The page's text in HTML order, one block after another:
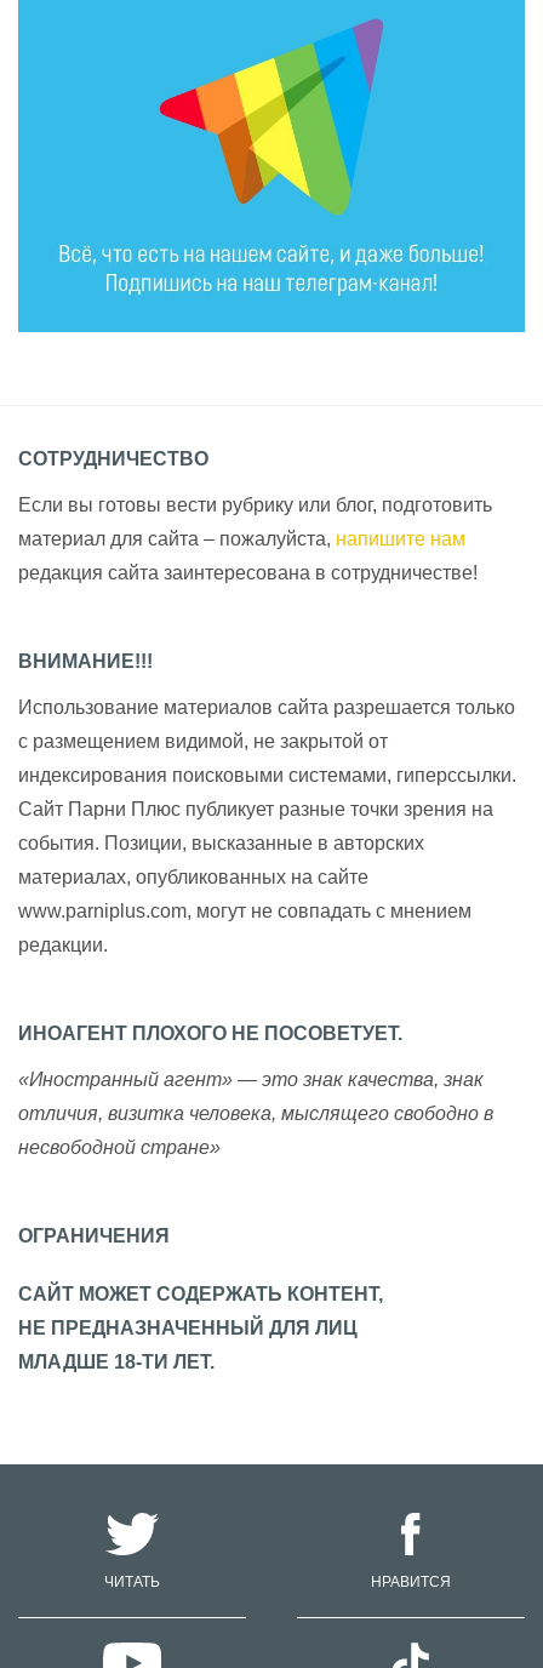
СОТРУДНИЧЕСТВО
Если вы готовы вести рубрику или блог, подготовить
материал для сайта – пожалуйста, напишите нам
редакция сайта заинтересована в сотрудничестве!
ВНИМАНИЕ!!!
Использование материалов сайта разрешается только
с размещением видимой, не закрытой от
индексирования поисковыми системами, гиперссылки.
Сайт Парни Плюс публикует разные точки зрения на
события. Позиции, высказанные в авторских
материалах, опубликованных на сайте
www.parniplus.com, могут не совпадать с мнением
редакции.
ИНОАГЕНТ ПЛОХОГО НЕ ПОСОВЕТУЕТ.
«Иностранный агент» — это знак качества, знак
отличия, визитка человека, мыслящего свободно в
несвободной стране»
ОГРАНИЧЕНИЯ
САЙТ МОЖЕТ СОДЕРЖАТЬ КОНТЕНТ,
НЕ ПРЕДНАЗНАЧЕННЫЙ ДЛЯ ЛИЦ
МЛАДШЕ 18-ТИ ЛЕТ.
ЧИТАТЬ НРАВИТСЯ